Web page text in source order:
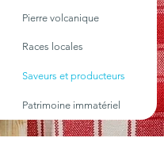
Pierre volcanique
Races locales
Saveurs et producteurs
Patrimoine immatériel